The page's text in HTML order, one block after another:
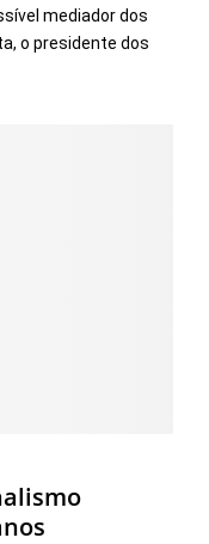
mediador dos
o presidente dos